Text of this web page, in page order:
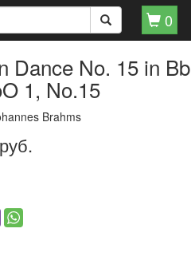
0
Dance No. 15 in Bb
1, No.15
Brahms